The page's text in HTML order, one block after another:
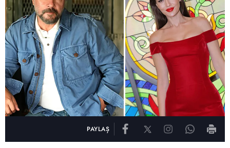
PAYLAŞ